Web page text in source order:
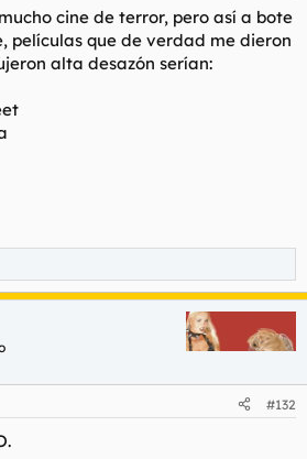
cine de terror, pero así a bote
películas que de verdad me dieron
alta desazón serían:
#132